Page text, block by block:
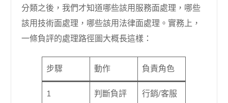
分類之後，我們才知道哪些該用服務面處理，哪些
該用技術面處理，哪些該用法律面處理。實務上，
一條負評的處理路徑圖大概長這樣：
步驟 動作 負責角色
1
判斷負評
行銷/客服